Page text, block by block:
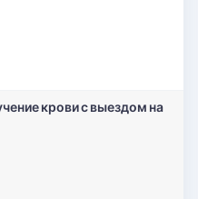
крови с выездом на